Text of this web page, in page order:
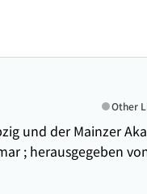
und der Mainzer
; herausgegeben
Other